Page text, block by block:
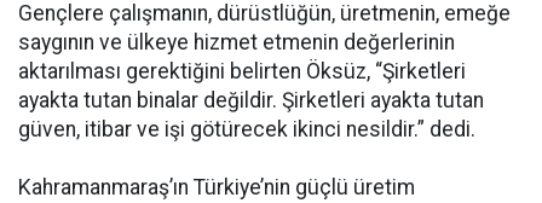
Gençlere çalışmanın, dürüstlüğün, üretmenin, emeğe
saygının ve ülkeye hizmet etmenin değerlerinin
aktarılması gerektiğini belirten Öksüz, “Şirketleri
ayakta tutan binalar değildir. Şirketleri ayakta tutan
güven, itibar ve işi götürecek ikinci nesildir.” dedi.
Kahramanmaraş’ın Türkiye’nin güçlü üretim